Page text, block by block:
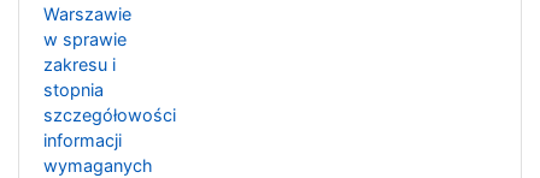
Warszawie
w sprawie
zakresu i
stopnia
szczegółowości
informacji
wymaganych